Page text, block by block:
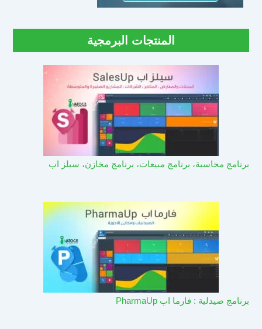
المنتجات البرمجية
برنامج محاسبة، برنامج مبيعات، برنامج مخازن، سيلز اب
برنامج صيدلية : فارما اب PharmaUp​